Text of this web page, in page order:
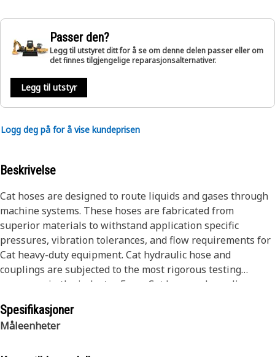
Passer den?
Legg til utstyret ditt for å se om denne delen passer eller om
det finnes tilgjengelige reparasjonsalternativer.
Legg til utstyr
Logg deg på for å vise kundeprisen
Beskrivelse
Cat hoses are designed to route liquids and gases through
machine systems. These hoses are fabricated from
superior materials to withstand application specific
pressures, vibration tolerances, and flow requirements for
Cat heavy-duty equipment. Cat hydraulic hose and
couplings are subjected to the most rigorous testing
processes in the industry. Every Cat hose and coupling
that yields maximum safety and dependability.
Spesifikasjoner
Måleenheter